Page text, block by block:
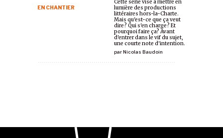
SOUTENEZ NOUS
EN CHANTIER
parNicolas Baudoin
Cette série vise à mettre en
lumière des productions
littéraires hors-la-Charte.
Mais qu'est-ce que ça veut
dire? Qui s'en charge? Et
pourquoi faire ça? Avant
d'entrer dans le vif du sujet,
une courte note d'intention.